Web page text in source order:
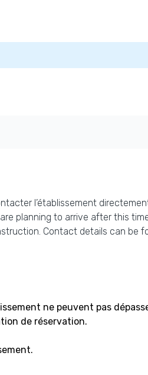
l’établissement
planning to arrive after this
Contact details can be
ne peuvent pas
de réservation.